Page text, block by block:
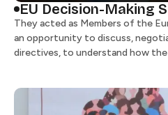
EU Decision-Making Simulation​​​​‌
They acted as Members of the
an opportunity to discuss,
directives, to understand how the decision-making works.